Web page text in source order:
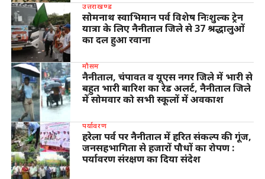
उत्तराखण्ड
सोमनाथ स्वाभिमान पर्व विशेष निःशुल्क ट्रेन
यात्रा के लिए नैनीताल जिले से 37 श्रद्धालुओं
का दल हुआ रवाना
मौसम
नैनीताल, चंपावत व यूएस नगर जिले में भारी से
बहुत भारी बारिश का रेड अलर्ट, नैनीताल जिले
में सोमवार को सभी स्कूलों में अवकाश
पर्यावरण
हरेला पर्व पर नैनीताल में हरित संकल्प की गूंज,
जनसहभागिता से हजारों पौधों का रोपण :
पर्यावरण संरक्षण का दिया संदेश